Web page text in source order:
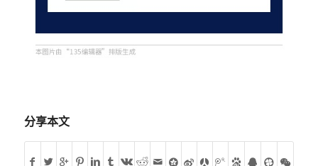
分享本文